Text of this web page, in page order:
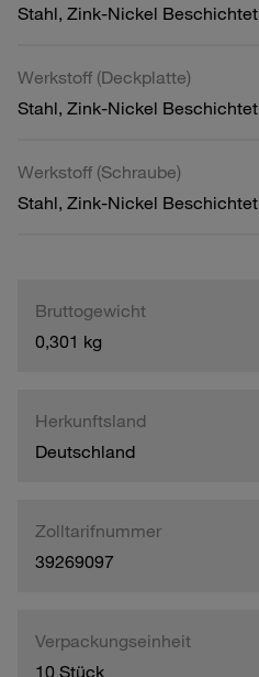
Stahl, Zink-Nickel Beschichtet
Werkstoff (Deckplatte)
Stahl, Zink-Nickel Beschichtet
Werkstoff (Schraube)
Stahl, Zink-Nickel Beschichtet
Bruttogewicht
0,301 kg
Herkunftsland
Deutschland
Zolltarifnummer
39269097
Verpackungseinheit
10 Stück